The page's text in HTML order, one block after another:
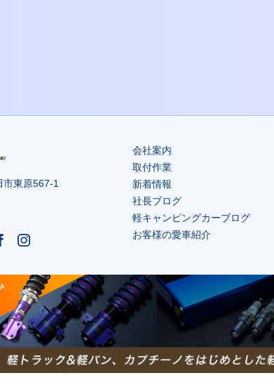
東原567-1
会社案内
取付作業
新着情報
社長ブログ
軽キャンピングカーブログ
お客様の愛車紹介